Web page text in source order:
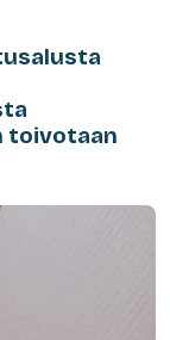
toivotaan